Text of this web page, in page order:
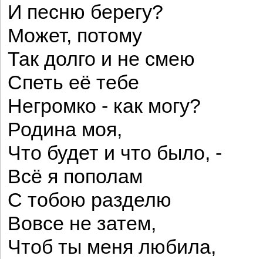
И песню берегу?
Может, потому
Так долго и не смею
Спеть её тебе
Негромко - как могу?
Родина моя,
Что будет и что было, -
Всё я пополам
С тобою разделю
Вовсе не затем,
Чтоб ты меня любила,